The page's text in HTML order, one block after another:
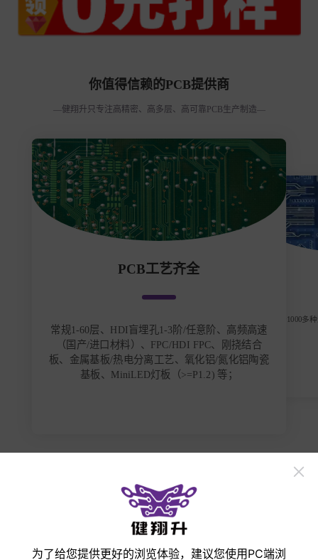
你值得信赖的PCB提供商
—健翔升只专注高精密、高多层、高可靠PCB生产制造—
PCB工艺齐全
常规1-60层、HDI盲埋孔1-3阶/任意阶、高频高速
（国产/进口材料）、FPC/HDI FPC、刚挠结合
板、金属基板/热电分离工艺、氧化铝/氮化铝陶瓷
基板、MiniLED灯板（>=P1.2) 等；
常备1000多
产品展示 收起
为了给您提供更好的浏览体验，建议您使用PC端浏